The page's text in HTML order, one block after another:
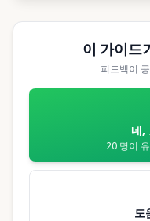
이 가이드
피드백이
네,
20 명이
도